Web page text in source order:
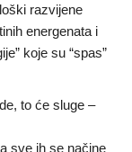
razvijene
energenata i
koje su “spas”
to će sluge –
sve ih se načine